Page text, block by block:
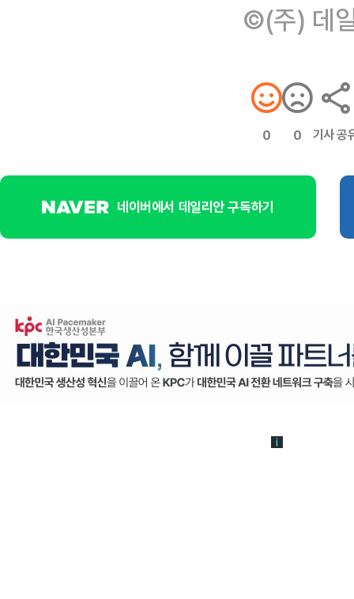
©(주) 데
0 0 기사 공
네이버에서 데일리안 구독하기